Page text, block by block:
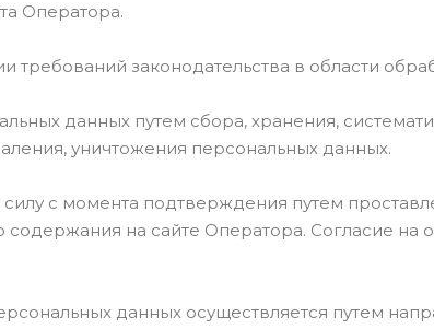
Оператора.
требований законодательства в области
данных путем сбора, хранения,
уничтожения персональных данных.
с момента подтверждения путем
содержания на сайте Оператора. Согласие
данных осуществляется путем